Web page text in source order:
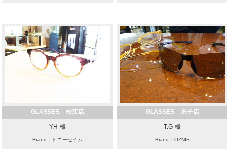
GLASSES 松江店
Y.H 様
Brand：トニーセイム
GLASSES 米子店
T.G 様
Brand：OZNIS